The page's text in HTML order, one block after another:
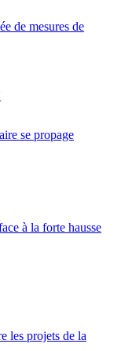
de mesures de
se propage
à la forte hausse
les projets de la